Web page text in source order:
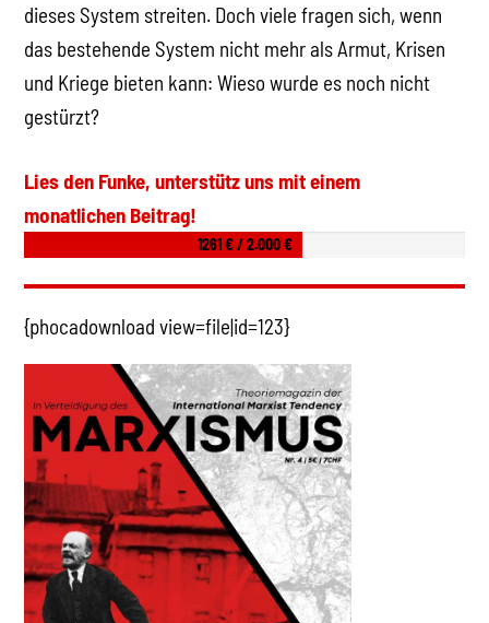
dieses System streiten. Doch viele fragen sich, wenn
das bestehende System nicht mehr als Armut, Krisen
und Kriege bieten kann: Wieso wurde es noch nicht
gestürzt?
Lies den Funke, unterstütz uns mit einem
monatlichen Beitrag!
1261 € / 2.000 €
{phocadownload view=file|id=123}